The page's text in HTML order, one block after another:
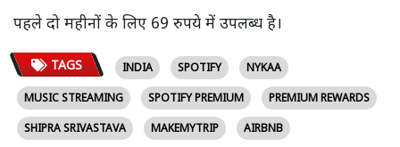
पहले दो महीनों के लिए 69 रुपये में उपलब्ध है।
TAGS INDIA SPOTIFY
NYKAA
MUSIC STREAMING
SPOTIFY PREMIUM
PREMIUM REWARDS
SHIPRA SRIVASTAVA
MAKEMYTRIP
AIRBNB